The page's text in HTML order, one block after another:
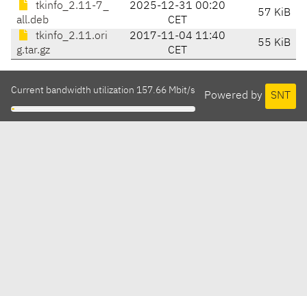
tkinfo_2.11-7_
all.deb
2025-12-31 00:20
CET
57 KiB
tkinfo_2.11.ori
g.tar.gz
2017-11-04 11:40
CET
55 KiB
Powered by SNT
Current bandwidth utilization 157.66 Mbit/s